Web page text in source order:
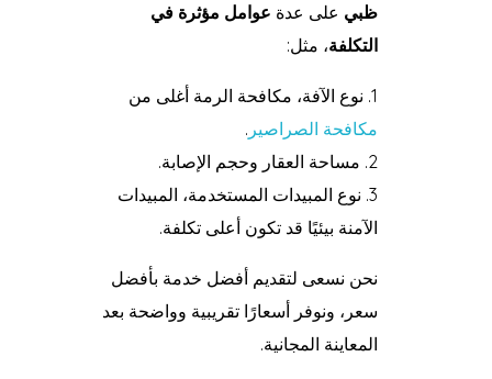
ظبي على عدة عوامل مؤثرة في
التكلفة، مثل:
نوع الآفة، مكافحة الرمة أغلى من
مكافحة الصراصير .
مساحة العقار وحجم الإصابة.
نوع المبيدات المستخدمة، المبيدات
الآمنة بيئيًا قد تكون أعلى تكلفة.
نحن نسعى لتقديم أفضل خدمة بأفضل
سعر، ونوفر أسعارًا تقريبية وواضحة بعد
المعاينة المجانية.